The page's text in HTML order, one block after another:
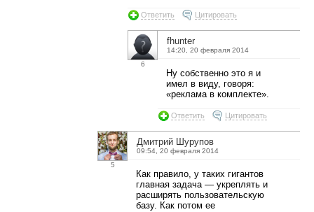
Ответить Цитировать
6
fhunter
14:20, 20 февраля 2014
Ну собственно это я и
имел в виду, говоря:
«реклама в комплекте».
Ответить Цитировать
5
Дмитрий Шурупов
09:54, 20 февраля 2014
Как правило, у таких гигантов
главная задача — укреплять и
расширять пользовательскую
базу. Как потом ее